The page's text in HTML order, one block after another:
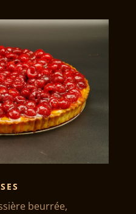
beurrée,